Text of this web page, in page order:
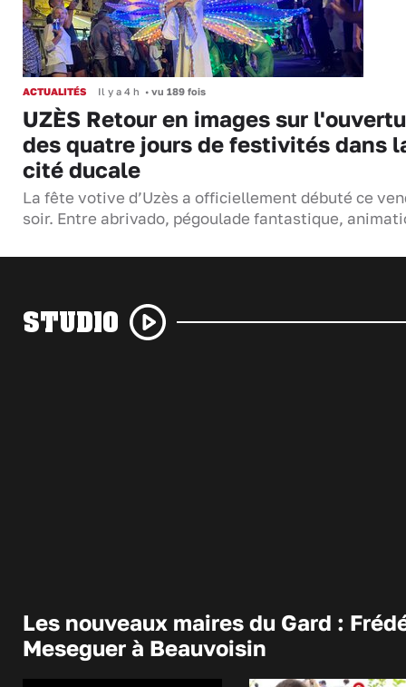
ACTUALITÉS Il y a 4 h • vu 189 fois
UZÈS Retour en images sur
des quatre jours de festivités dans
cité ducale
La fête votive d’Uzès a officiellement débuté ce
soir. Entre abrivado, pégoulade fantastique,
STUDIO
Les nouveaux maires du Gard :
Meseguer à Beauvoisin